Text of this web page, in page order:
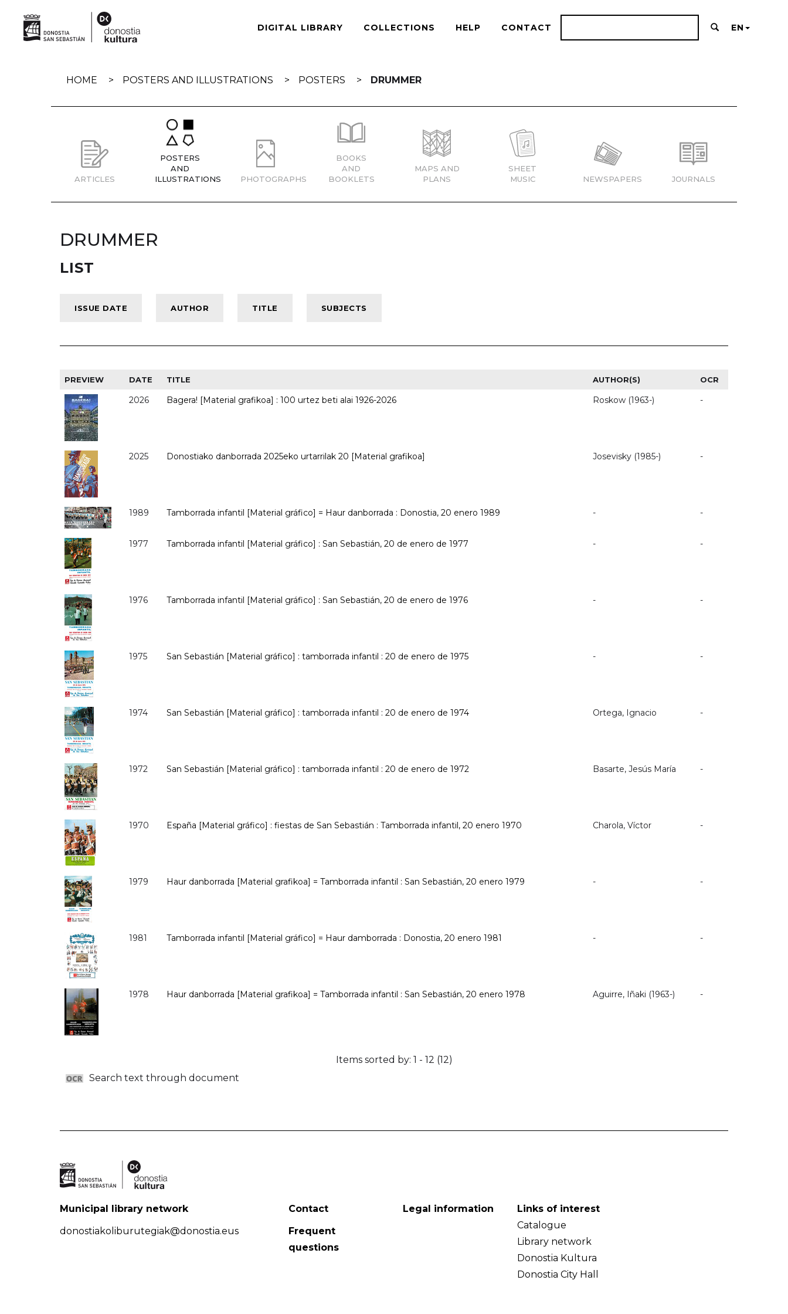
navigation
DIGITAL LIBRARY COLLECTIONS HELP CONTACT EN
HOME POSTERS AND ILLUSTRATIONS POSTERS DRUMMER
ARTICLES
POSTERS
AND
ILLUSTRATIONS
PHOTOGRAPHS
BOOKS
AND
BOOKLETS
MAPS AND
PLANS
SHEET
MUSIC
NEWSPAPERS JOURNALS
DRUMMER
LIST
PREVIEW DATE TITLE AUTHOR(S) OCR
2026 Bagera! [Material grafikoa] : 100 urtez beti alai 1926-2026 Roskow (1963-) -
2025 Donostiako danborrada 2025eko urtarrilak 20 [Material grafikoa] Josevisky (1985-) -
1989 Tamborrada infantil [Material gráfico] = Haur danborrada : Donostia, 20 enero 1989 - -
1977 Tamborrada infantil [Material gráfico] : San Sebastián, 20 de enero de 1977 - -
1976 Tamborrada infantil [Material gráfico] : San Sebastián, 20 de enero de 1976 - -
1975 San Sebastián [Material gráfico] : tamborrada infantil : 20 de enero de 1975 - -
1974 San Sebastián [Material gráfico] : tamborrada infantil : 20 de enero de 1974 Ortega, Ignacio -
1972 San Sebastián [Material gráfico] : tamborrada infantil : 20 de enero de 1972 Basarte, Jesús María -
1970 España [Material gráfico] : fiestas de San Sebastián : Tamborrada infantil, 20 enero 1970 Charola, Víctor -
1979 Haur danborrada [Material grafikoa] = Tamborrada infantil : San Sebastián, 20 enero 1979 - -
1981 Tamborrada infantil [Material gráfico] = Haur damborrada : Donostia, 20 enero 1981 - -
1978 Haur danborrada [Material grafikoa] = Tamborrada infantil : San Sebastián, 20 enero 1978 Aguirre, Iñaki (1963-) -
Items sorted by: 1 - 12 (12)
Search text through document
Municipal library network
donostiakoliburutegiak@donostia.eus
Contact
Frequent
questions
Legal information
Links of interest
Catalogue
Library network
Donostia Kultura
Donostia City Hall